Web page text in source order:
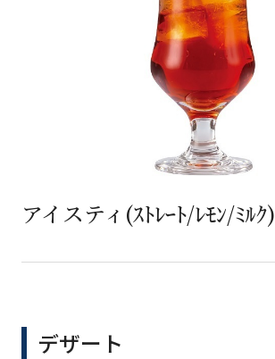
アイスティ(ｽﾄﾚｰﾄ/ﾚﾓﾝ/ﾐﾙｸ)
デザート